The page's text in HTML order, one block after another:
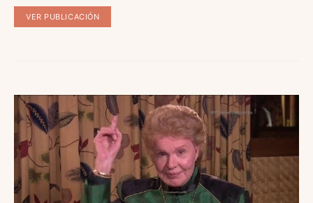
VER PUBLICACIÓN